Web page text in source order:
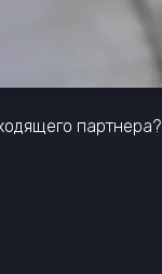
партнера?